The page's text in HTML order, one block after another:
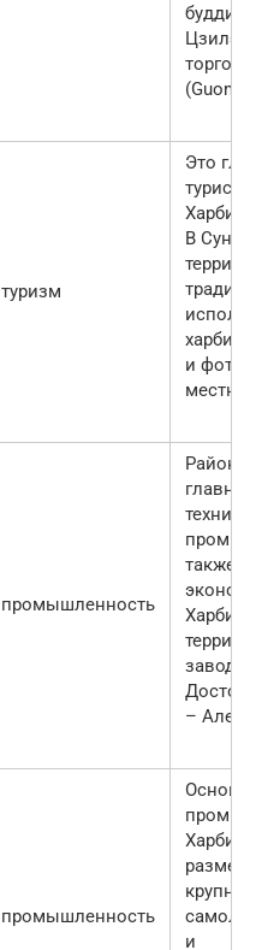
туризм
Это
В
и
промышленность
Район
также
завода.
–
промышленность
и